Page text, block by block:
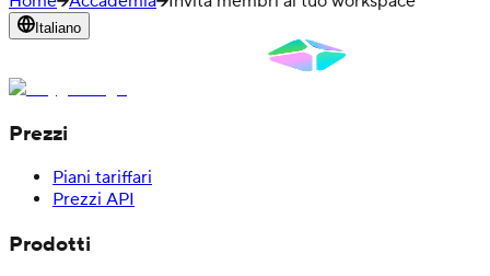
Italiano
Prezzi
Piani tariffari
Prezzi API
Prodotti